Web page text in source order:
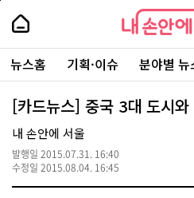
본
로
가
내
손
안
에
서
울
-
서
울
시
대
표
소
내
손
에
울
주
요
서
뉴스홈 기획·이슈 분야별 뉴
[카드뉴스] 중국 3대 도시
내 손안에 서울
발행일 2015.07.31. 16:40
수정일 2015.08.04. 16:45
페
상
단
로